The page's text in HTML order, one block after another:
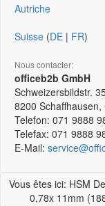
Autriche
Suisse (DE | FR)
Nous contacter:
officeb2b GmbH
Schweizersbildstr.
8200 Schaffhausen,
Telefon: 071 9888
Telefax: 071 9888
E-Mail:
Vous êtes ici: HSM
0,78x 11mm